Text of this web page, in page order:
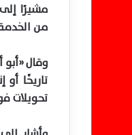
مشيرًا
من
وقال«أبو
تاريخًا
تحويلات